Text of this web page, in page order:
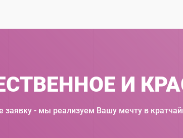
И
заявку - мы реализуем Вашу мечту в